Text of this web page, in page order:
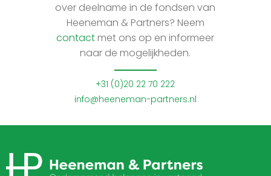
over deelname in de fondsen van
Heeneman & Partners? Neem
contact met ons op en informeer
naar de mogelijkheden.
+31 (0)20 22 70 222
info@heeneman-partners.nl